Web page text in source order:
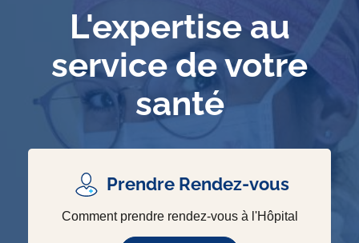
L'expertise au
service de votre
santé
Prendre Rendez-vous
Comment prendre rendez-vous à l'Hôpital